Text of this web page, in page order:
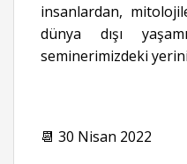
insanlardan,
dünya dışı
seminerimizdeki
📆 30 Nisan 2022